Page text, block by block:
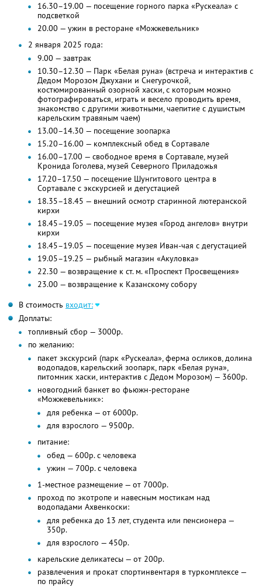
16.30–19.00 — посещение горного парка «Рускеала» с
подсветкой
20.00 — ужин в ресторане «Можжевельник»
2 января 2025 года:
9.00 — завтрак
10.30–12.30 — Парк «Белая руна» (встреча и интерактив с
Дедом Морозом Джухани и Снегурочкой,
костюмированный озорной хаски, с которым можно
фотографироваться, играть и весело проводить время,
знакомство с другими животными, чаепитие с душистым
карельским травяным чаем)
13.00–14.30 — посещение зоопарка
15.20–16.00 — комплексный обед в Сортавале
16.00–17.00 — свободное время в Сортавале, музей
Кронида Гоголева, музей Северного Приладожья
17.20–17.50 — посещение Шунгитового центра в
Сортавале с экскурсией и дегустацией
18.35–18.45 — внешний осмотр старинной лютеранской
кирхи
18.45–19.05 — посещение музея «Город ангелов» внутри
кирхи
18.45–19.05 — посещение музея Иван-чая с дегустацией
19.05–19.25 — рыбный магазин «Акуловка»
22.30 — возвращение к ст. м. «Проспект Просвещения»
23.00 — возвращение к Казанскому собору
В стоимость входит:
Доплаты:
топливный сбор — 3000р.
по желанию:
пакет экскурсий (парк «Рускеала», ферма осликов, долина
водопадов, карельский зоопарк, парк «Белая руна»,
питомник хаски, интерактив с Дедом Морозом) — 3600р.
новогодний банкет во фьюжн-ресторане
«Можжевельник»:
для ребенка — от 6000р.
для взрослого — 9500р.
питание:
обед — 600р. с человека
ужин — 700р. с человека
1-местное размещение — от 7000р.
проход по экотропе и навесным мостикам над
водопадами Ахвенкоски:
для ребенка до 13 лет, студента или пенсионера —
350р.
для взрослого — 450р.
карельские деликатесы — от 200р.
развлечения и прокат спортинвентаря в туркомплексе —
по прайсу